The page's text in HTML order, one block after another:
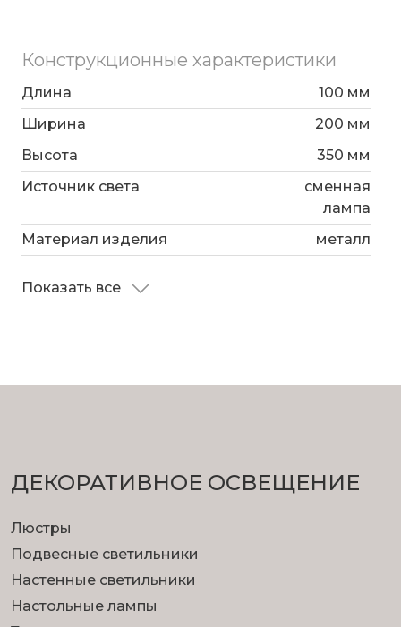
Конструкционные характеристики
Длина
100 мм
Ширина
200 мм
Высота
350 мм
Источник света
сменная
лампа
Материал изделия
металл
Показать все
ДЕКОРАТИВНОЕ ОСВЕЩЕНИЕ
Люстры
Подвесные светильники
Настенные светильники
Настольные лампы